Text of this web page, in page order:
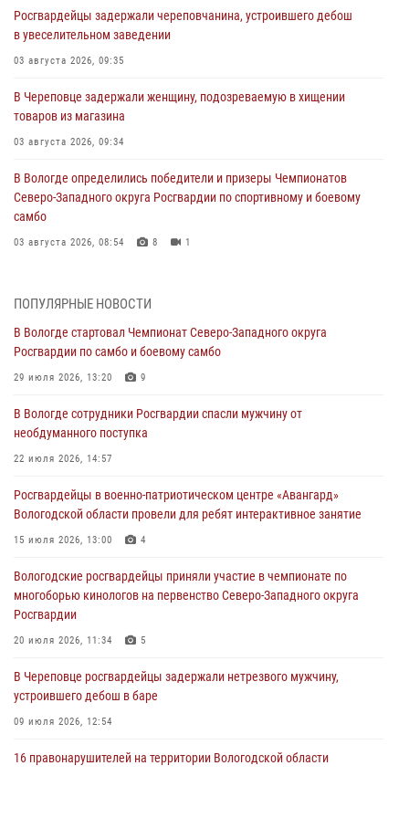
Росгвардейцы задержали череповчанина, устроившего дебош
в увеселительном заведении
03 августа 2026, 09:35
В Череповце задержали женщину, подозреваемую в хищении
товаров из магазина
03 августа 2026, 09:34
В Вологде определились победители и призеры Чемпионатов
Северо-Западного округа Росгвардии по спортивному и боевому
самбо
03 августа 2026, 08:54 8 1
ОХРАНЫ РОСГВАРДИИ В ВОЛОГОДСКОЙ ОБЛАСТИ ЗАДЕРЖАНО 23
02 августа 2026, 10:37
Росгвардейцы в г. Соколе задержали несовершеннолетнего
31 июля 2026, 06:43
В Вологде стартовал Чемпионат Северо-Западного округа
29 июля 2026, 13:20
В Вологде росгвардейцы задержали мужчину, подозреваемого в
29 июля 2026, 09:08
ПОПУЛЯРНЫЕ НОВОСТИ
В Вологде стартовал Чемпионат Северо-Западного округа
Росгвардии по самбо и боевому самбо
29 июля 2026, 13:20 9
В Вологде сотрудники Росгвардии спасли мужчину от
необдуманного поступка
22 июля 2026, 14:57
Росгвардейцы в военно-патриотическом центре «Авангард»
Вологодской области провели для ребят интерактивное занятие
15 июля 2026, 13:00 4
Вологодские росгвардейцы приняли участие в чемпионате по
многоборью кинологов на первенство Северо-Западного округа
Росгвардии
20 июля 2026, 11:34 5
В Череповце росгвардейцы задержали нетрезвого мужчину,
устроившего дебош в баре
09 июля 2026, 12:54
16 правонарушителей на территории Вологодской области